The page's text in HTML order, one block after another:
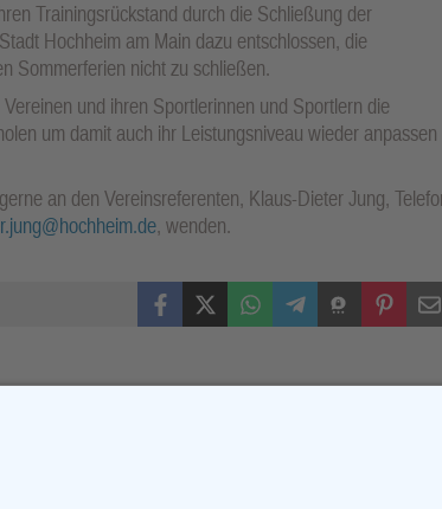
Trainingsrückstand durch die Schließung der
Hochheim am Main dazu entschlossen, die
Sommerferien nicht zu schließen.
und ihren Sportlerinnen und Sportlern die
um damit auch ihr Leistungsniveau wieder anpassen
an den Vereinsreferenten, Klaus-Dieter Jung,
, wenden.
FacebookX (Twitter)WhatsAppTelegramThreemaPinterestMail